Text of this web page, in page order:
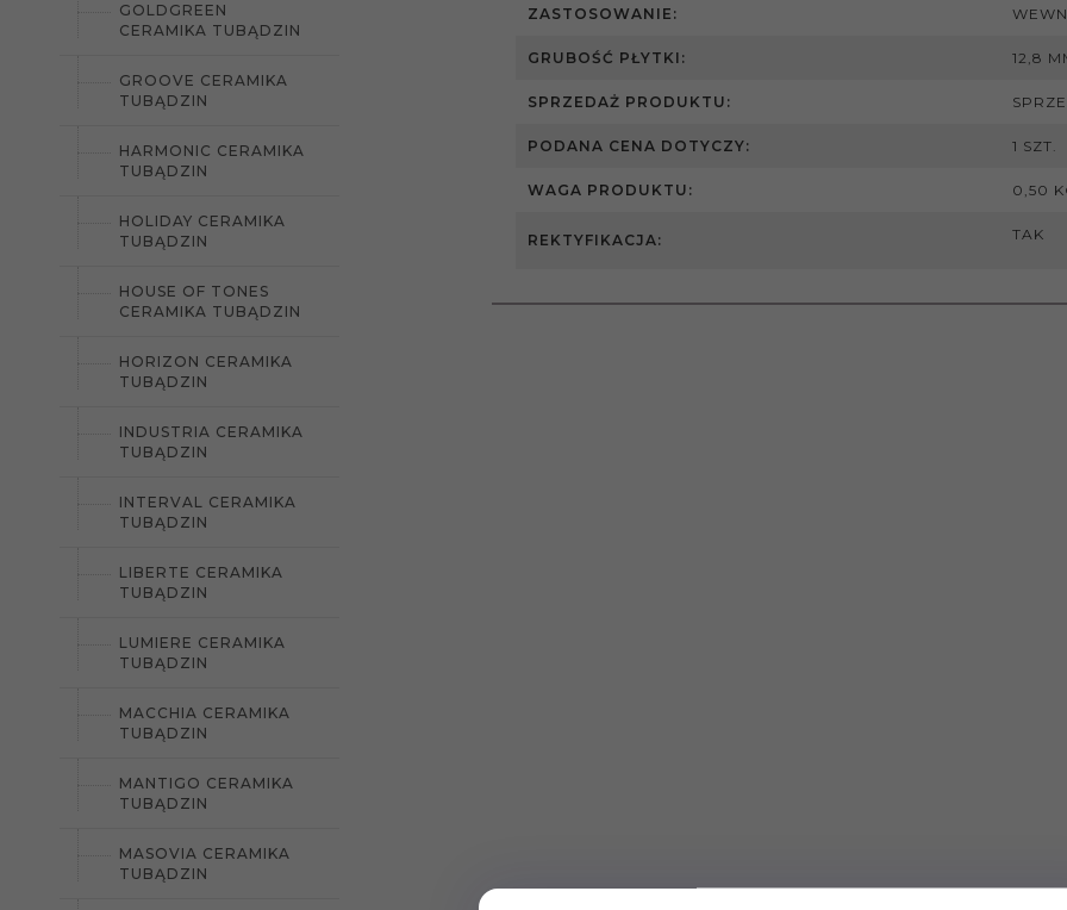
GOLDGREEN
CERAMIKA TUBĄDZIN
GROOVE CERAMIKA
TUBĄDZIN
HARMONIC CERAMIKA
TUBĄDZIN
HOLIDAY CERAMIKA
TUBĄDZIN
HOUSE OF TONES
CERAMIKA TUBĄDZIN
HORIZON CERAMIKA
TUBĄDZIN
INDUSTRIA CERAMIKA
TUBĄDZIN
INTERVAL CERAMIKA
TUBĄDZIN
LIBERTE CERAMIKA
TUBĄDZIN
LUMIERE CERAMIKA
TUBĄDZIN
MACCHIA CERAMIKA
TUBĄDZIN
MANTIGO CERAMIKA
TUBĄDZIN
MASOVIA CERAMIKA
TUBĄDZIN
ZASTOSOWANIE:
GRUBOŚĆ PŁYTKI: 12,8
SPRZEDAŻ PRODUKTU:
PODANA CENA DOTYCZY: 1 SZT.
WAGA PRODUKTU: 0,50
REKTYFIKACJA: TAK